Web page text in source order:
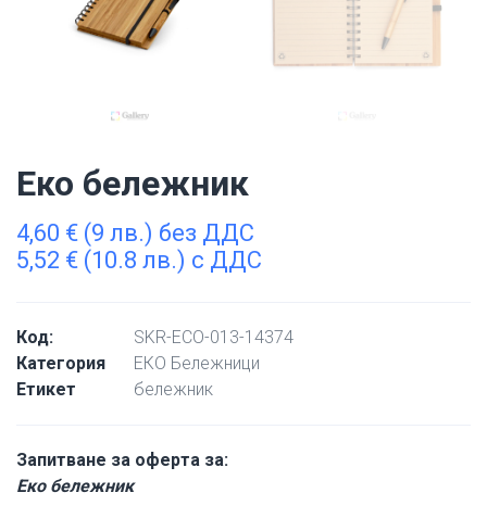
Еко бележник
4,60 € (9 лв.) без ДДС
5,52 € (10.8 лв.) с ДДС
Код:
SKR-ECO-013-14374
Категория
ЕКО Бележници
Етикет
бележник
Запитване за оферта за:
Еко бележник